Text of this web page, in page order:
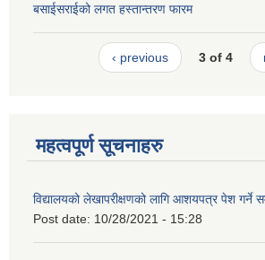
बसाईसराईको लगत हस्तान्तरण फारम
‹ previous 3 of 4
महत्वपूर्ण सूचनाहरु
विद्यालयको लेखापरीक्षणको लागि आशयपत्र पेश गर्ने
Post date: 10/28/2021 - 15:28